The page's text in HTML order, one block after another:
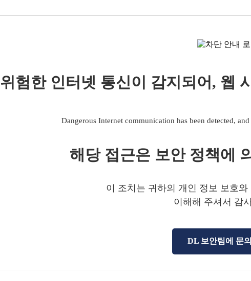
위험한 인터넷 통신이 감지되어, 웹
Dangerous Internet communication has been detected,
해당 접근은 보안 정책에
이 조치는 귀하의 개인 정보 보호
이해해 주셔서 감
DL 보안팀에 문